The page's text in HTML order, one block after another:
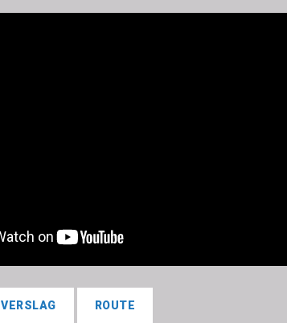
VERSLAG ROUTE